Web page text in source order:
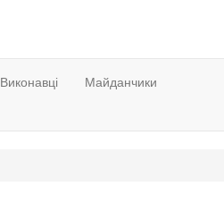
Виконавці Майданчики